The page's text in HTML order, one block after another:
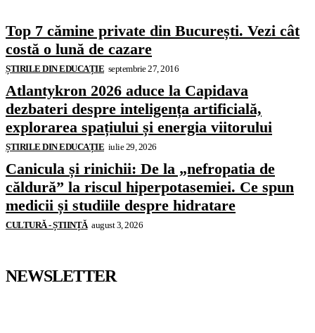
Top 7 cămine private din București. Vezi cât
costă o lună de cazare
ȘTIRILE DIN EDUCAȚIE septembrie 27, 2016
Atlantykron 2026 aduce la Capidava
dezbateri despre inteligența artificială,
explorarea spațiului și energia viitorului
ȘTIRILE DIN EDUCAȚIE iulie 29, 2026
Canicula și rinichii: De la „nefropatia de
căldură” la riscul hiperpotasemiei. Ce spun
medicii și studiile despre hidratare
CULTURĂ - ȘTIINȚĂ august 3, 2026
NEWSLETTER